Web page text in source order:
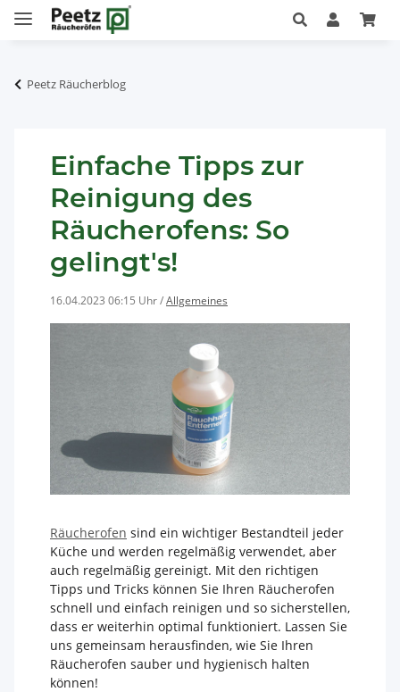
Peetz Räucherblog
Einfache Tipps zur
Reinigung des
Räucherofens: So
gelingt's!
16.04.2023 06:15 Uhr/Allgemeines
Räucherofen sind ein wichtiger Bestandteil jeder
Küche und werden regelmäßig verwendet, aber
auch regelmäßig gereinigt. Mit den richtigen
Tipps und Tricks können Sie Ihren Räucherofen
schnell und einfach reinigen und so sicherstellen,
dass er weiterhin optimal funktioniert. Lassen Sie
uns gemeinsam herausfinden, wie Sie Ihren
Räucherofen sauber und hygienisch halten
können!